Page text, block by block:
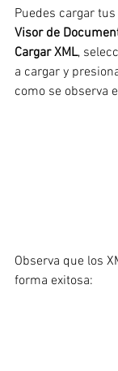
Puedes cargar
Visor de
Cargar XML,
a cargar y
como se observa
Observa que los
forma exitosa: